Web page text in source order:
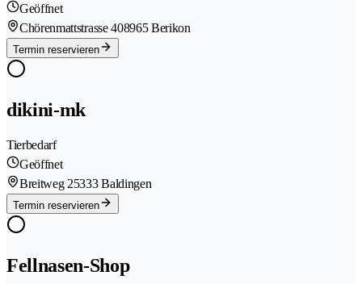
Geöffnet
Chörenmattstrasse 408965 Berikon
Termin reservieren
dikini-mk
Tierbedarf
Geöffnet
Breitweg 25333 Baldingen
Termin reservieren
Fellnasen-Shop